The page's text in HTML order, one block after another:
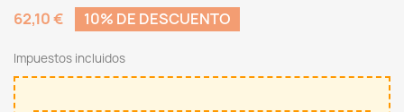
62,10 €
10% DE DESCUENTO
Impuestos incluidos